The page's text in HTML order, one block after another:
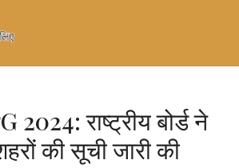
राष्ट्रीय बोर्ड ने
की सूची जारी की